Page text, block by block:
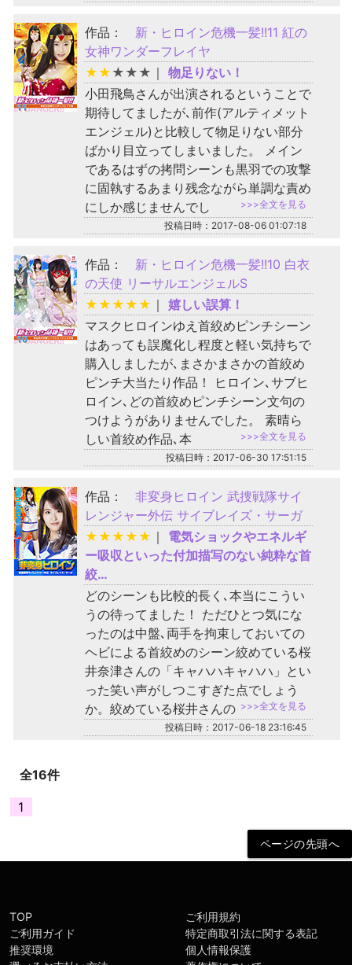
作品： 新・ヒロイン危機一髪!!11 紅の
女神ワンダーフレイヤ
★ ★ ★ ★ ★ ｜ 物足りない！
小田飛鳥さんが出演されるということで
期待してましたが､前作(アルティメット
エンジェル)と比較して物足りない部分
ばかり目立ってしまいました。 メイン
であるはずの拷問シーンも黒羽での攻撃
に固執するあまり残念ながら単調な責め
にしか感じませんでし
>>>全文を見る
投稿日時：2017-08-06 01:07:18
作品： 新・ヒロイン危機一髪!!10 白衣
の天使 リーサルエンジェルS
★ ★ ★ ★ ★ ｜ 嬉しい誤算！
マスクヒロインゆえ首絞めピンチシーン
はあっても誤魔化し程度と軽い気持ちで
購入しましたが､まさかまさかの首絞め
ピンチ大当たり作品！ ヒロイン､サブヒ
ロイン､どの首絞めピンチシーン文句の
つけようがありませんでした。 素晴ら
しい首絞め作品､本
>>>全文を見る
投稿日時：2017-06-30 17:51:15
作品： 非変身ヒロイン 武捜戦隊サイ
レンジャー外伝 サイブレイズ・サーガ
★ ★ ★ ★ ★ ｜ 電気ショックやエネルギ
ー吸収といった付加描写のない純粋な首
絞…
どのシーンも比較的長く､本当にこうい
うの待ってました！ ただひとつ気にな
ったのは中盤､両手を拘束しておいての
ヘビによる首絞めのシーン絞めている桜
井奈津さんの「キャハハキャハハ」とい
った笑い声がしつこすぎた点でしょう
か。絞めている桜井さんの >>>全文を見る
投稿日時：2017-06-18 23:16:45
全16件
1
TOP
ご利用ガイド
推奨環境
ご利用規約
特定商取引法に関する表記
個人情報保護